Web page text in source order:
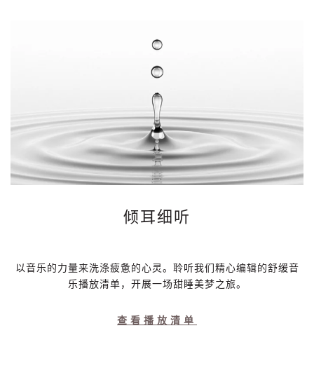
倾耳细听
以音乐的力量来洗涤疲惫的心灵。聆听我们精心编辑的舒缓音
乐播放清单，开展一场甜睡美梦之旅。
查看播放清单